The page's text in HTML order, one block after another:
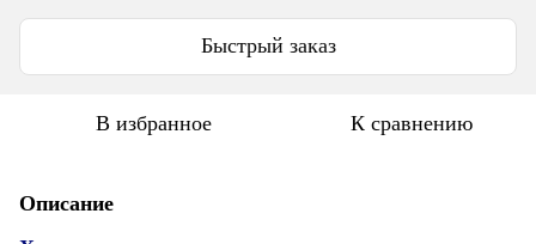
Быстрый заказ
В избранное К сравнению
Описание